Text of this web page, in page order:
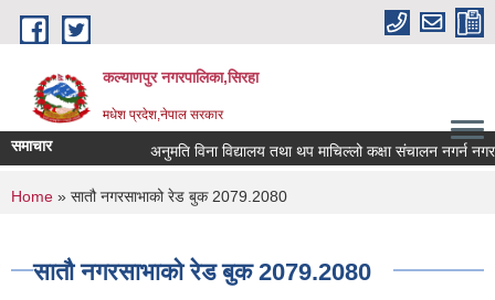
Skip to main content
कल्याणपुर नगरपालिका,सिरहा
मधेश प्रदेश,नेपाल सरकार
समाचार अनुमति विना विद्यालय तथा थप माचिल्लो कक्षा संचालन नगर्न
You are here
Home » सातौ नगरसाभाको रेड बुक 2079.2080
सातौ नगरसाभाको रेड बुक 2079.2080